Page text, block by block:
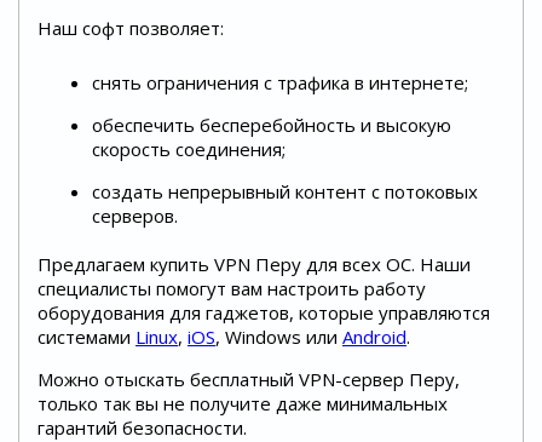
Наш софт позволяет:
снять ограничения с трафика в интернете;
обеспечить бесперебойность и высокую
скорость соединения;
создать непрерывный контент с потоковых
серверов.
Предлагаем купить VPN Перу для всех ОС. Наши
специалисты помогут вам настроить работу
оборудования для гаджетов, которые управляются
системами Linux, iOS, Windows или Android.
Можно отыскать бесплатный VPN-сервер Перу,
только так вы не получите даже минимальных
гарантий безопасности.